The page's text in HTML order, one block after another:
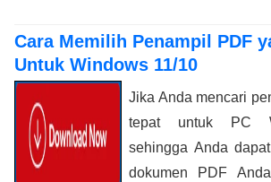
Cara Memilih Penampil PDF
Untuk Windows 11/10
Jika Anda mencari
tepat untuk PC
sehingga Anda
dokumen PDF